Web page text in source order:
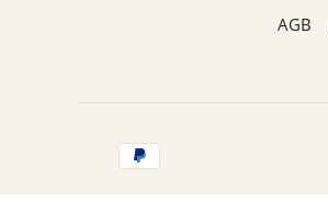
AGB
Zahlungsarten